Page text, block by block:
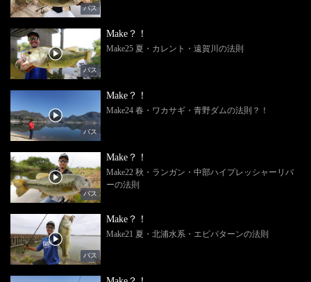
バス
バス
Make？！
Make25 夏・カレント・遠賀川の法則
バス
Make？！
Make24 春・ワカサギ・青野ダムの法則？！
バス
Make？！
Make22 秋・ランガン・中部ハイプレッシャーリバ
ーの法則
バス
Make？！
Make21 夏・北浦水系・エビパターンの法則